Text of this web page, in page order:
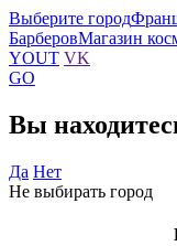
Выберите город
БарберовМагазин
YOUT VK
GO
Вы
Да Нет
Не выбирать город